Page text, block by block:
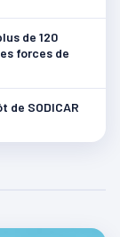
de 120
forces de
de SODICAR